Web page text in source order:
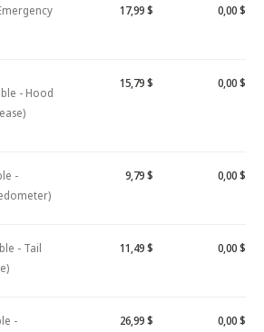
17,99 $ 0,00 $
- Hood
15,79 $ 0,00 $
-
9,79 $ 0,00 $
- Tail
11,49 $ 0,00 $
-
26,99 $ 0,00 $